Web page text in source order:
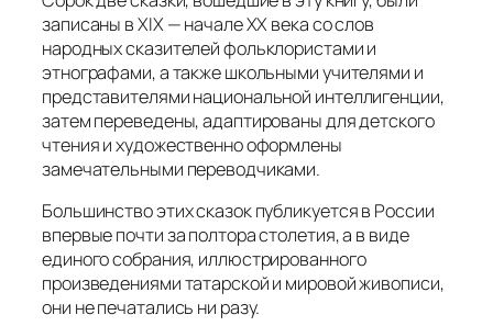
записаны в XIX — начале XX века со слов
народных сказителей фольклористами и
этнографами, а также школьными учителями и
представителями национальной интеллигенции,
затем переведены, адаптированы для детского
чтения и художественно оформлены
замечательными переводчиками.
Большинство этих сказок публикуется в России
впервые почти за полтора столетия, а в виде
единого собрания, иллюстрированного
произведениями татарской и мировой живописи,
они не печатались ни разу.